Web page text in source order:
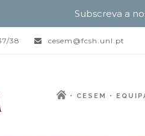
38 cesem@fcsh.unl.pt
CESEM
Subscreva a